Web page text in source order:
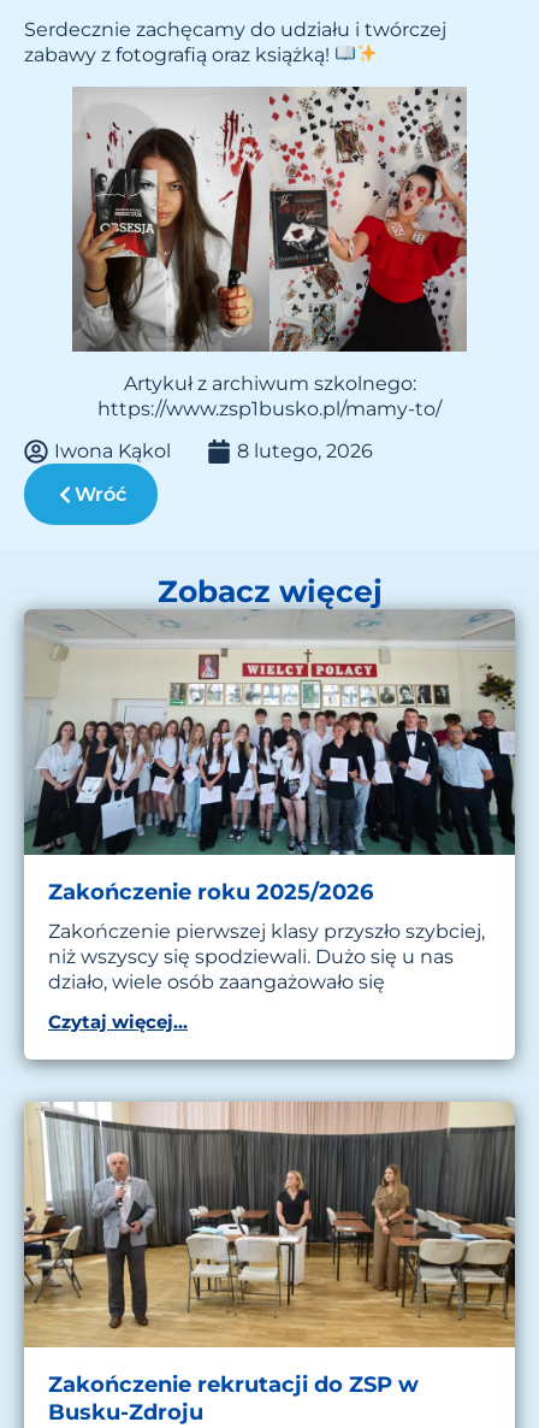
Serdecznie zachęcamy do udziału i twórczej
zabawy z fotografią oraz książką!
Artykuł z archiwum szkolnego:
https://www.zsp1busko.pl/mamy-to/
Iwona Kąkol
8 lutego, 2026
Wróć
Zobacz więcej
Zakończenie roku 2025/2026
Zakończenie pierwszej klasy przyszło szybciej,
niż wszyscy się spodziewali. Dużo się u nas
działo, wiele osób zaangażowało się
Czytaj więcej...
Zakończenie rekrutacji do ZSP w
Busku-Zdroju